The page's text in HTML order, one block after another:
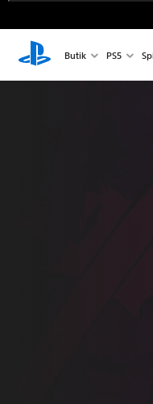
Butik PS5